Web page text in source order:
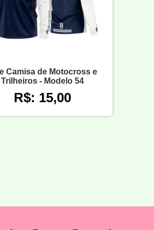
Camisa de Motocross e
Trilheiros - Modelo 54
R$: 15,00